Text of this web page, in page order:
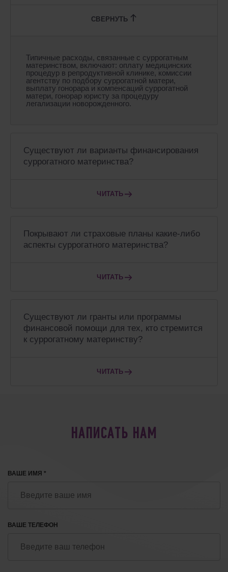
Типичные расходы, связанные с суррогатным
материнством, включают: оплату медицинских
процедур в репродуктивной клинике, комиссии
агентству по подбору суррогатной матери,
выплату гонорара и компенсаций суррогатной
матери, гонорар юристу за процедуру
легализации новорожденного.
Существуют ли варианты финансирования
суррогатного материнства?
ЧИТАТЬ
Покрывают ли страховые планы какие-либо
аспекты суррогатного материнства?
ЧИТАТЬ
Существуют ли гранты или программы
финансовой помощи для тех, кто стремится
к суррогатному материнству?
ЧИТАТЬ
НАПИСАТЬ НАМ
ВАШЕ ИМЯ *
ВАШЕ ТЕЛЕФОН